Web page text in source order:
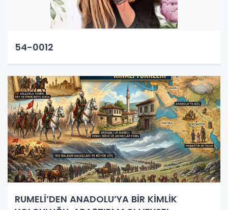
54-0012
RUMELİ’DEN ANADOLU’YA BİR KİMLİK